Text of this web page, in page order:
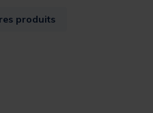
produits